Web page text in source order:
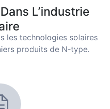
L’industrie
les technologies solaires
produits de N-type.